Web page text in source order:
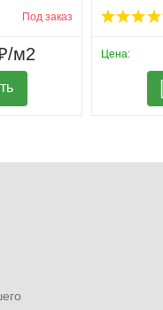
Под заказ
м2 Цена: